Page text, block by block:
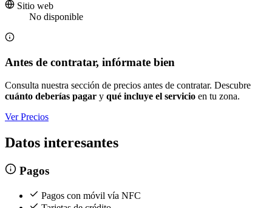
Sitio web
No disponible
Antes de contratar, infórmate bien
Consulta nuestra sección de precios antes de contratar. Descubre
cuánto deberías pagar y qué incluye el servicio en tu zona.
Ver Precios
Datos interesantes
Pagos
Pagos con móvil vía NFC